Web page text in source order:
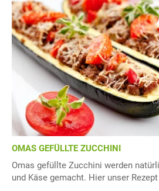
OMAS GEFÜLLTE ZUCCHINI
Omas gefüllte Zucchini werden
und Käse gemacht. Hier unser